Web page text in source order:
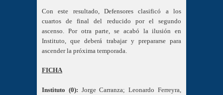
Con este resultado, Defensores clasificó a los
cuartos de final del reducido por el segundo
ascenso. Por otra parte, se acabó la ilusión en
Instituto, que deberá trabajar y prepararse para
ascender la próxima temporada.
FICHA
Instituto (0): Jorge Carranza; Leonardo Ferreyra,